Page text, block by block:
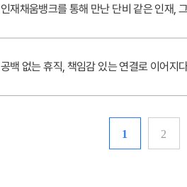
인재채움뱅크를 통해 만난 단비 같은 인재,
공백 없는 휴직, 책임감 있는 연결로 이어지
1 2